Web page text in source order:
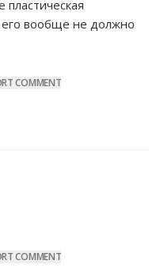
его вообще не должно
COMMENT
COMMENT